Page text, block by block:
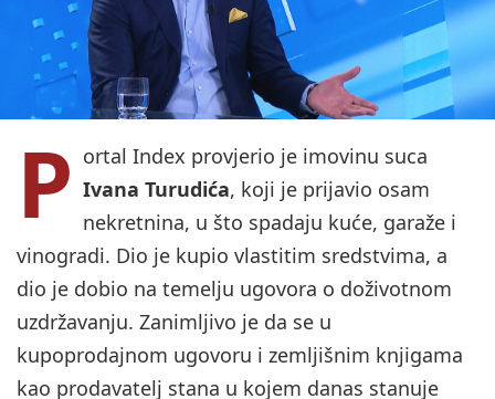
P ortal Index provjerio je imovinu suca
Ivana Turudića, koji je prijavio osam
nekretnina, u što spadaju kuće, garaže i
vinogradi. Dio je kupio vlastitim sredstvima, a
dio je dobio na temelju ugovora o doživotnom
uzdržavanju. Zanimljivo je da se u
kupoprodajnom ugovoru i zemljišnim knjigama
kao prodavatelj stana u kojem danas stanuje